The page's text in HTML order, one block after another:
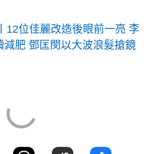
12位佳麗改造後眼前一亮 李
減肥 鄧匡閔以大波浪髮搶鏡